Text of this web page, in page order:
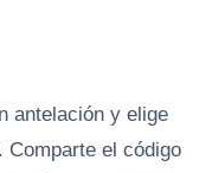
antelación y elige
Comparte el código